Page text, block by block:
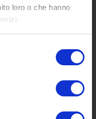
loro o che hanno